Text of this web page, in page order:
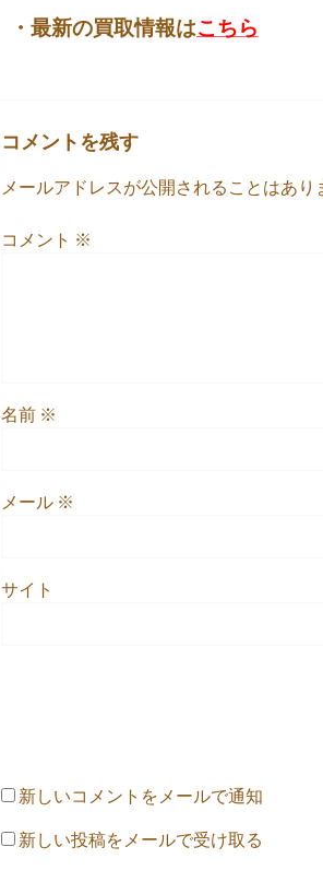
・最新の買取情報はこちら
コメントを残す
メールアドレスが公開されることはあり
コメント ※
名前 ※
メール ※
サイト
新しいコメントをメールで通知
新しい投稿をメールで受け取る